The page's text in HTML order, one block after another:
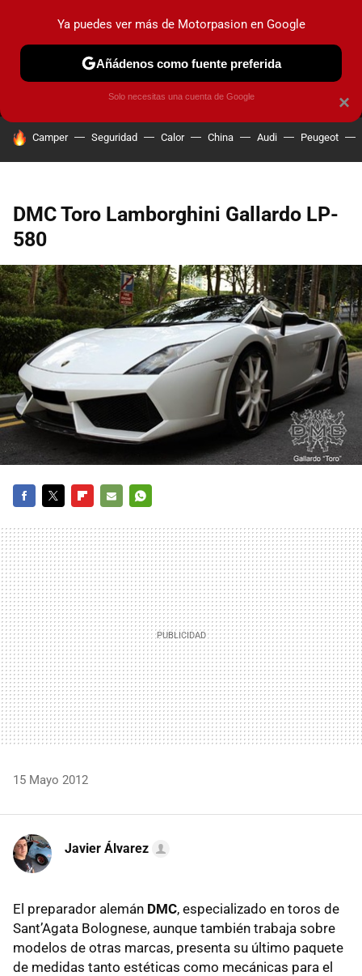
MENÚ NUEVO
COCHES ELÉCTRICOS OBSERVATORIO
HOY SE HABLA DE
Camper Seguridad Calor China Audi Peugeot
DMC Toro Lamborghini Gallardo LP-
580
MAIL
15 Mayo 2012
Javier Álvarez
El preparador alemán DMC, especializado en toros de
Sant’Agata Bolognese, aunque también trabaja sobre
modelos de otras marcas, presenta su último paquete
de medidas tanto estéticas como mecánicas para el
×
Ya puedes ver más de Motorpasion en Google
Añádenos como fuente preferida
Solo necesitas una cuenta de Google